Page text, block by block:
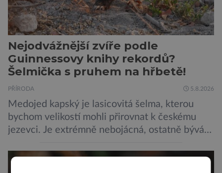
Nejodvážnější zvíře podle
Guinnessovy knihy rekordů?
Šelmička s pruhem na hřbetě!
PŘÍRODA 5.8.2026
Medojed kapský je lasicovitá šelma, kterou
bychom velikostí mohli přirovnat k českému
jezevci. Je extrémně nebojácná, ostatně bývá
této souvislosti je dokonce zapsána do